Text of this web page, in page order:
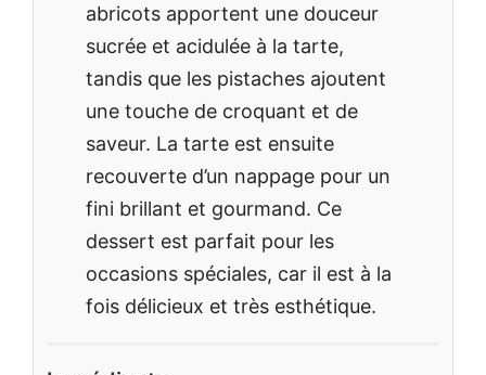
abricots apportent une douceur
sucrée et acidulée à la tarte,
tandis que les pistaches ajoutent
une touche de croquant et de
saveur. La tarte est ensuite
recouverte d’un nappage pour un
fini brillant et gourmand. Ce
dessert est parfait pour les
occasions spéciales, car il est à la
fois délicieux et très esthétique.